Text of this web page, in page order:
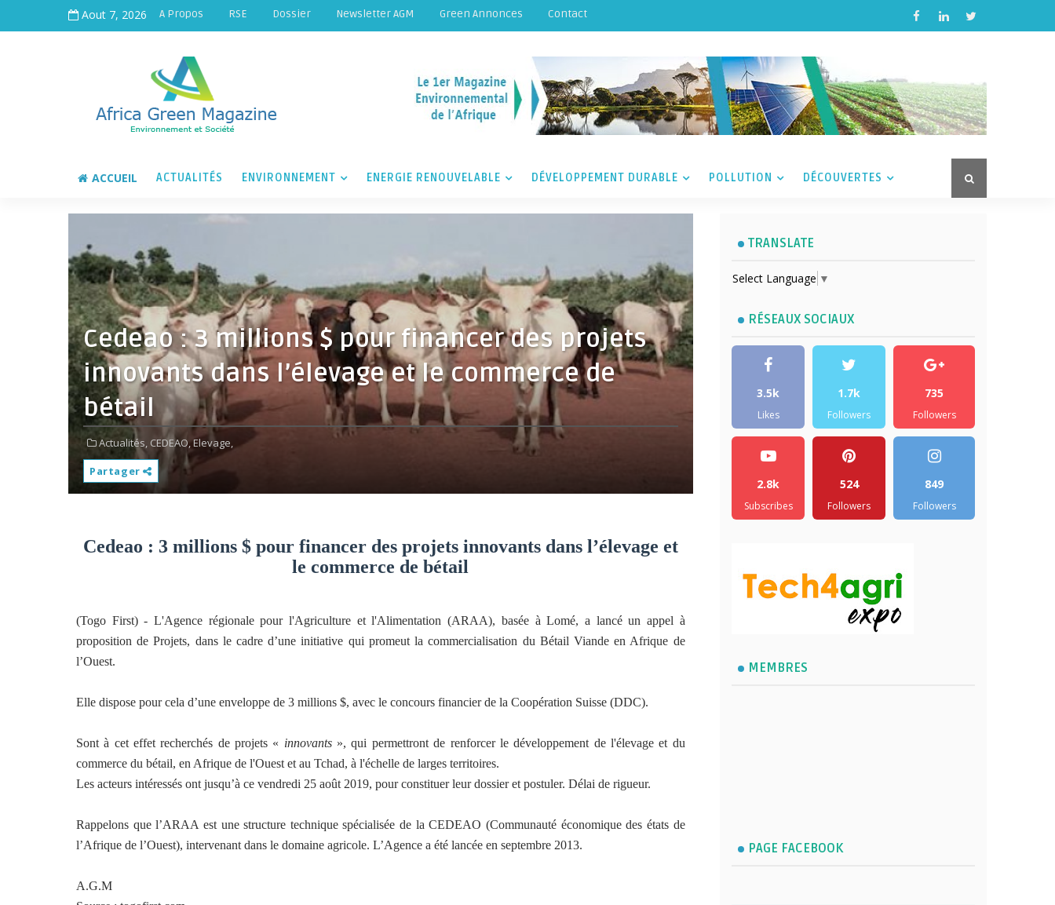
Aout 7, 2026 A Propos RSE Dossier Newsletter AGM Green Annonces Contact
ACCUEIL ACTUALITÉS ENVIRONNEMENT ENERGIE RENOUVELABLE DÉVELOPPEMENT DURABLE POLLUTION DÉCOUVERTES
Cedeao : 3 millions $ pour financer des projets
innovants dans l’élevage et le commerce de
bétail
Actualités, CEDEAO, Elevage,
Partager
Cedeao : 3 millions $ pour financer des projets innovants dans l’élevage et
le commerce de bétail
(Togo First) - L'Agence régionale pour l'Agriculture et l'Alimentation (ARAA), basée à Lomé, a lancé un appel à
proposition de Projets, dans le cadre d’une initiative qui promeut la commercialisation du Bétail Viande en Afrique de
l’Ouest.
Elle dispose pour cela d’une enveloppe de 3 millions $, avec le concours financier de la Coopération Suisse (DDC).
Sont à cet effet recherchés de projets « innovants», qui permettront de renforcer le développement de l'élevage et du
commerce du bétail, en Afrique de l'Ouest et au Tchad, à l'échelle de larges territoires.
Les acteurs intéressés ont jusqu’à ce vendredi 25 août 2019, pour constituer leur dossier et postuler. Délai de rigueur.
Rappelons que l’ARAA est une structure technique spécialisée de la CEDEAO (Communauté économique des états de
l’Afrique de l’Ouest), intervenant dans le domaine agricole. L’Agence a été lancée en septembre 2013.
A.G.M
TRANSLATE
Select Language ▼
RÉSEAUX SOCIAUX
3.5k
Likes
1.7k
Followers
735
Followers
2.8k
Subscribes
524
Followers
849
Followers
MEMBRES
PAGE FACEBOOK